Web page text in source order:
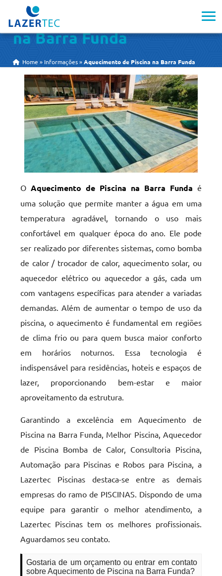
Aquecimento de Piscina
na Barra Funda
Home » Informações »Aquecimento de Piscina na Barra Funda
OAquecimento de Piscina na Barra Funda é
uma solução que permite manter a água em uma
temperatura agradável, tornando o uso mais
confortável em qualquer época do ano. Ele pode
ser realizado por diferentes sistemas, como bomba
de calor / trocador de calor, aquecimento solar, ou
aquecedor elétrico ou aquecedor a gás, cada um
com vantagens específicas para atender a variadas
demandas. Além de aumentar o tempo de uso da
piscina, o aquecimento é fundamental em regiões
de clima frio ou para quem busca maior conforto
em horários noturnos. Essa tecnologia é
indispensável para residências, hoteis e espaços de
lazer, proporcionando bem-estar e maior
aproveitamento da estrutura.
Garantindo a excelência em Aquecimento de
Piscina na Barra Funda, Melhor Piscina, Aquecedor
de Piscina Bomba de Calor, Consultoria Piscina,
Automação para Piscinas e Robos para Piscina, a
Lazertec Piscinas destaca-se entre as demais
empresas do ramo de PISCINAS. Dispondo de uma
equipe para garantir o melhor atendimento, a
Lazertec Piscinas tem os melhores profissionais.
Aguardamos seu contato.
Gostaria de um orçamento ou entrar em contato
sobre Aquecimento de Piscina na Barra Funda?